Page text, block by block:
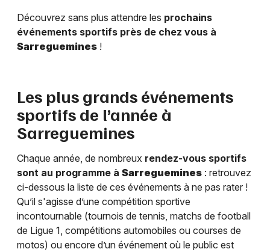
Découvrez sans plus attendre les prochains
événements sportifs près de chez vous à
Sarreguemines !
Les plus grands événements
sportifs de l’année à
Sarreguemines
Chaque année, de nombreux rendez-vous sportifs
sont au programme à Sarreguemines : retrouvez
ci-dessous la liste de ces événements à ne pas rater !
Qu’il s'agisse d’une compétition sportive
incontournable (tournois de tennis, matchs de football
de Ligue 1, compétitions automobiles ou courses de
motos) ou encore d’un événement où le public est